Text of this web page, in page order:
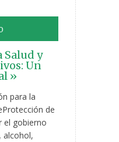
Salud y
Un
»
para la
de
el gobierno
alcohol,